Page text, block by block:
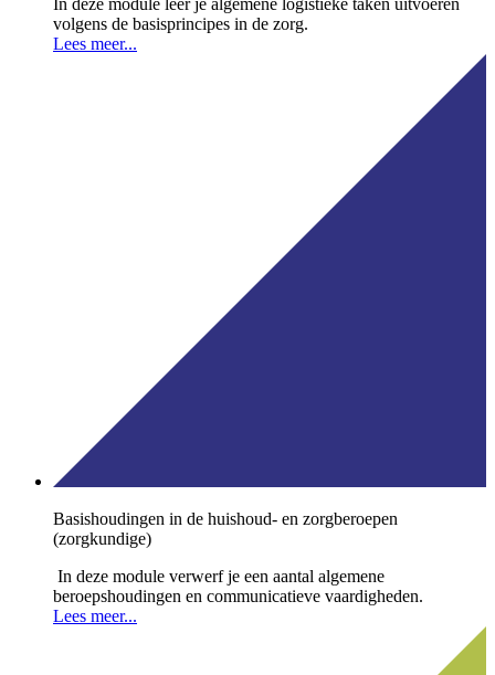
volgens de basisprincipes in de zorg.
Lees meer...
Basishoudingen in de huishoud- en zorgberoepen
(zorgkundige)
In deze module verwerf je een aantal algemene
beroepshoudingen en communicatieve vaardigheden.
Lees meer...